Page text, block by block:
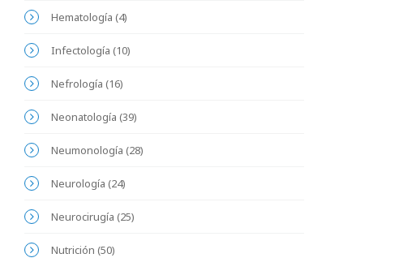
Hematología (4)
Infectología (10)
Nefrología (16)
Neonatología (39)
Neumonología (28)
Neurología (24)
Neurocirugía (25)
Nutrición (50)